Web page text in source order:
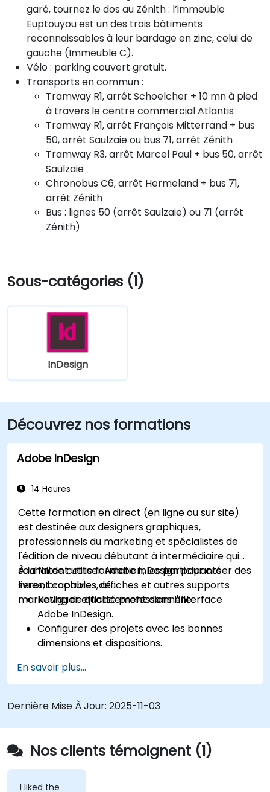
garé, tournez le dos au Zénith : l’immeuble
Euptouyou est un des trois bâtiments
reconnaissables à leur bardage en zinc, celui de
gauche (Immeuble C).
Vélo : parking couvert gratuit.
Transports en commun :
Tramway R1, arrêt Schoelcher + 10 mn à pied
à travers le centre commercial Atlantis
Tramway R1, arrêt François Mitterrand + bus
50, arrêt Saulzaie ou bus 71, arrêt Zénith
Tramway R3, arrêt Marcel Paul + bus 50, arrêt
Saulzaie
Chronobus C6, arrêt Hermeland + bus 71,
arrêt Zénith
Bus : lignes 50 (arrêt Saulzaie) ou 71 (arrêt
Zénith)
Sous-catégories (1)
InDesign
Découvrez nos formations
Adobe InDesign
14 Heures
Cette formation en direct (en ligne ou sur site)
est destinée aux designers graphiques,
professionnels du marketing et spécialistes de
l'édition de niveau débutant à intermédiaire qui
souhaitent utiliser Adobe InDesign pour créer des
livres, brochures, affiches et autres supports
marketing de qualité professionnelle.
À la fin de cette formation, les participants
seront capables de :
Naviguer efficacement dans l'interface
Adobe InDesign.
Configurer des projets avec les bonnes
dimensions et dispositions.
graphiques pour créer des designs
convaincants.
Utiliser des styles, des modèles et des
l'efficacité.
Préparer les fichiers pour l'impression
professionnelle ou la publication numérique.
En savoir plus...
Dernière Mise À Jour: 2025-11-03
Nos clients témoignent (1)
I liked the